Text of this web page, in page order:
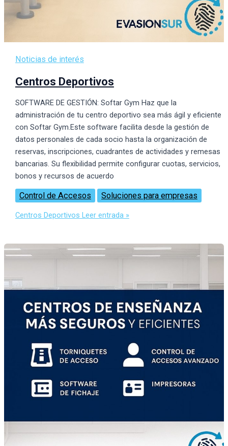
Contacto
Noticias de interés
Centros Deportivos
SOFTWARE DE GESTIÓN: Softar Gym Haz que la
administración de tu centro deportivo sea más ágil y eficiente
con Softar Gym.Este software facilita desde la gestión de
datos personales de cada socio hasta la organización de
reservas, inscripciones, cuadrantes de actividades y remesas
bancarias. Su flexibilidad permite configurar cuotas, servicios,
bonos y recursos de acuerdo
Control de Accesos Soluciones para empresas
Centros Deportivos Leer entrada »